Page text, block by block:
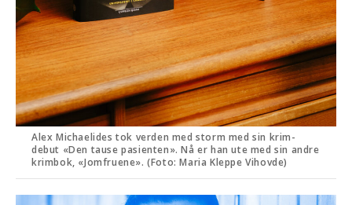
Alex Michaelides tok verden med storm med sin krim-
debut «Den tause pasienten». Nå er han ute med sin andre
krimbok, «Jomfruene». (Foto: Maria Kleppe Vihovde)